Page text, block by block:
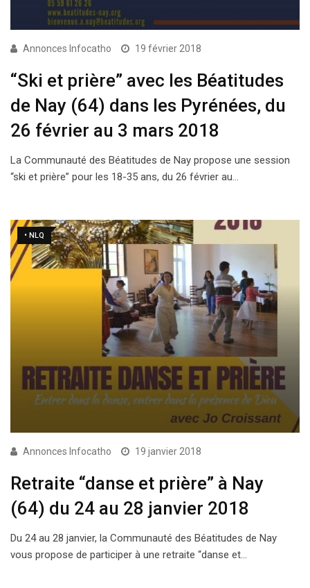
Annonces Infocatho 19 février 2018
“Ski et prière” avec les Béatitudes
de Nay (64) dans les Pyrénées, du
26 février au 3 mars 2018
La Communauté des Béatitudes de Nay propose une session
“ski et prière” pour les 18-35 ans, du 26 février au…
• NLQ
Annonces Infocatho 19 janvier 2018
Retraite “danse et prière” à Nay
(64) du 24 au 28 janvier 2018
Du 24 au 28 janvier, la Communauté des Béatitudes de Nay
vous propose de participer à une retraite “danse et…